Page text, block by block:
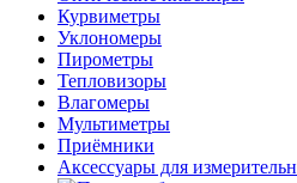
Курвиметры
Уклономеры
Пирометры
Тепловизоры
Влагомеры
Мультиметры
Приёмники
Аксессуары для